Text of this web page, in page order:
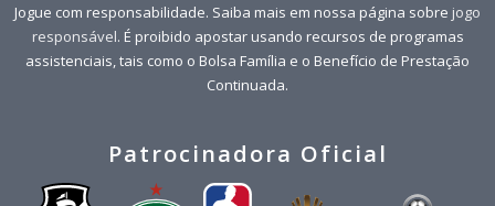
Jogue com responsabilidade. Saiba mais em nossa página sobre jogo
responsável. É proibido apostar usando recursos de programas
assistenciais, tais como o Bolsa Família e o Benefício de Prestação
Continuada.
Patrocinadora Oficial